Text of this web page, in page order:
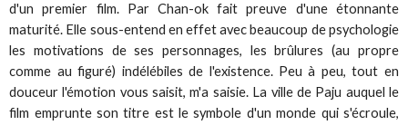
d'un premier film. Par Chan-ok fait preuve d'une étonnante
maturité. Elle sous-entend en effet avec beaucoup de psychologie
les motivations de ses personnages, les brûlures (au propre
comme au figuré) indélébiles de l'existence. Peu à peu, tout en
douceur l'émotion vous saisit, m'a saisie. La ville de Paju auquel le
film emprunte son titre est le symbole d'un monde qui s'écroule,